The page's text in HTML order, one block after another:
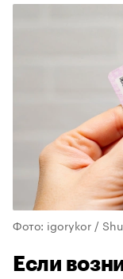
Фото: igorykor /
Если